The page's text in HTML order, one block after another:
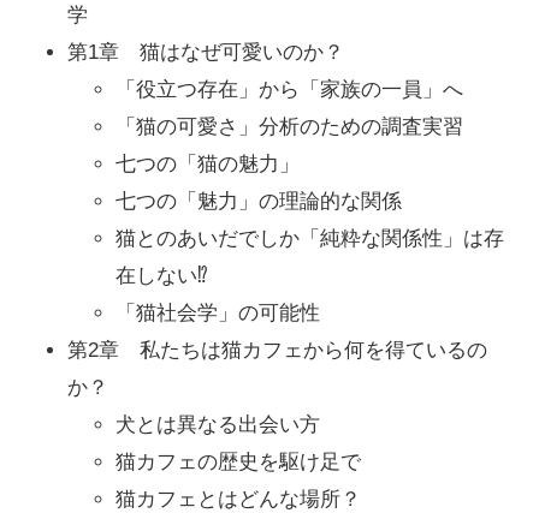
学
第1章 猫はなぜ可愛いのか？
「役立つ存在」から「家族の一員」へ
「猫の可愛さ」分析のための調査実習
七つの「猫の魅力」
七つの「魅力」の理論的な関係
猫とのあいだでしか「純粋な関係性」は存
在しない⁉
「猫社会学」の可能性
第2章 私たちは猫カフェから何を得ているの
か？
犬とは異なる出会い方
猫カフェの歴史を駆け足で
猫カフェとはどんな場所？